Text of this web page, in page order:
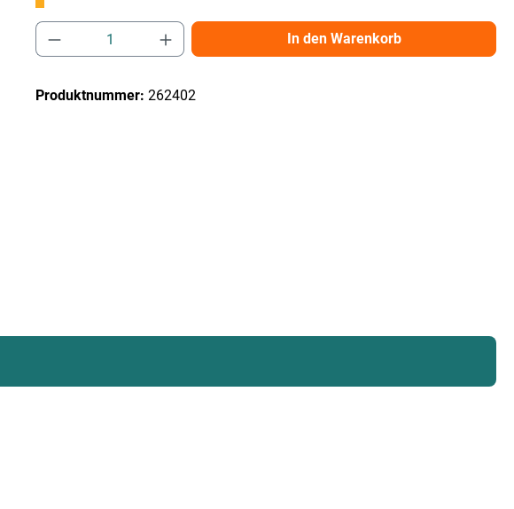
Produkt Anzahl: Gib den gewünschten Wert ein
In den Warenkorb
Produktnummer: 262402